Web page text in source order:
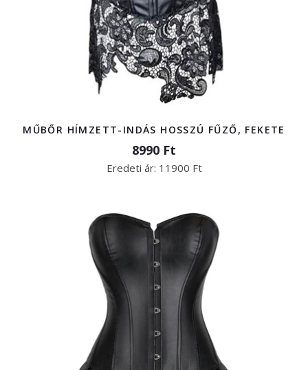
MŰBŐR HÍMZETT-INDÁS HOSSZÚ FŰZŐ, FEKETE
8990 Ft
Eredeti ár: 11900 Ft